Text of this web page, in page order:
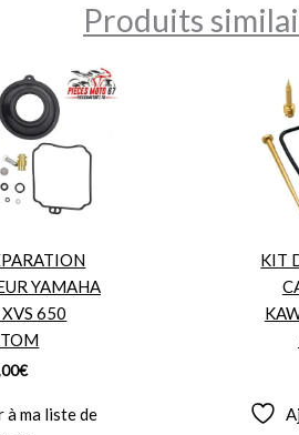
Produits
YAMAHA
650
€
à ma liste de
KIT